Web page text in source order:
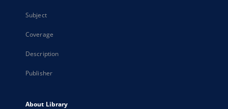
Subject
Coverage
Description
Publisher
About Library